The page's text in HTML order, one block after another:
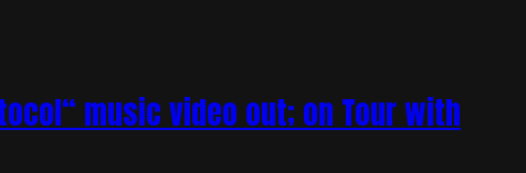
music video out; on Tour with